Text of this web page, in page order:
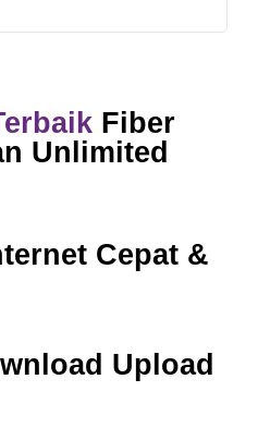
Fiber
Unlimited
Cepat &
Upload